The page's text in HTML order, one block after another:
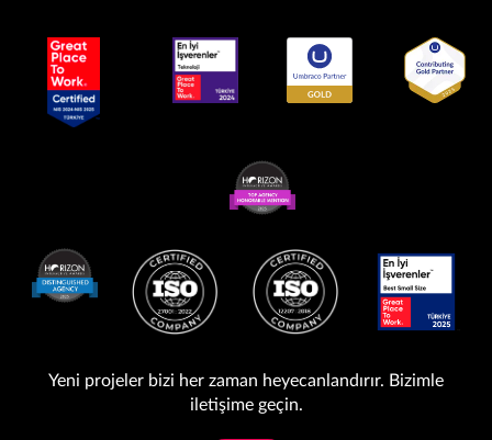
Yeni projeler bizi her zaman heyecanlandırır. Bizimle
iletişime geçin.